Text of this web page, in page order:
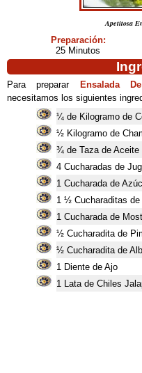
Apetitosa
Preparación:
25 Minutos
Para preparar
Ensalada
necesitamos los siguientes
¼ de Kilogramo de
½ Kilogramo de
¾ de Taza de Aceite
4 Cucharadas de
1 Cucharada de
1 ½ Cucharaditas de
1 Cucharada de
½ Cucharadita de
½ Cucharadita de
1 Diente de Ajo
1 Lata de Chiles